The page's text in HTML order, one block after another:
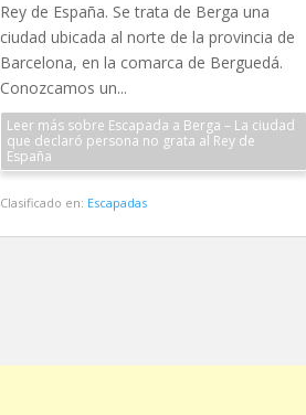
Rey de España. Se trata de Berga una
ciudad ubicada al norte de la provincia de
Barcelona, en la comarca de Berguedá.
Conozcamos un...
Leer más sobre Escapada a Berga – La ciudad
que declaró persona no grata al Rey de
España
Clasificado en: Escapadas